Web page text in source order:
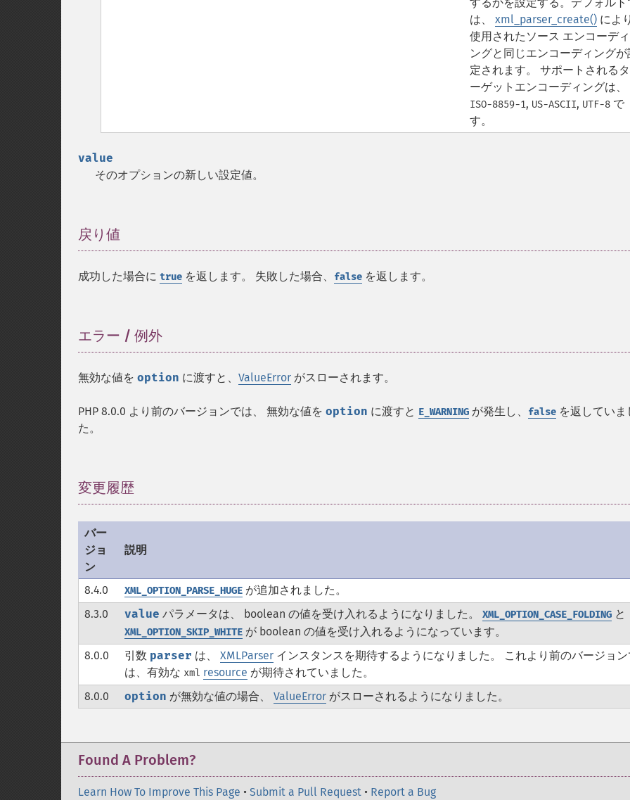
は、 xml_parser_create()によ
使用されたソース エンコーディ
ングと同じエンコーディングが
定されます。 サポートされるタ
ーゲットエンコーディングは、
ISO-8859-1, US-ASCII, UTF-8で
す。
value
そのオプションの新しい設定値。
戻り値
成功した場合に true を返します。 失敗した場合、 false を返します。
エラー / 例外
無効な値を option に渡すと、 ValueError がスローされます。
PHP 8.0.0 より前のバージョンでは、 無効な値を option に渡すと E_WARNING が発生し、 false を返していま
た。
変更履歴
バー
ジョ
ン
説明
8.4.0 XML_OPTION_PARSE_HUGE が追加されました。
8.3.0
value パラメータは、 boolean の値を受け入れるようになりました。 XML_OPTION_CASE_FOLDING と
XML_OPTION_SKIP_WHITE が boolean の値を受け入れるようになっています。
8.0.0
引数 parser は、 XMLParser インスタンスを期待するようになりました。 これより前のバージョ
は、有効な xml resource が期待されていました。
8.0.0
option が無効な値の場合、 ValueError がスローされるようになりました。
Found A Problem?
Learn How To Improve This Page • Submit a Pull Request • Report a Bug